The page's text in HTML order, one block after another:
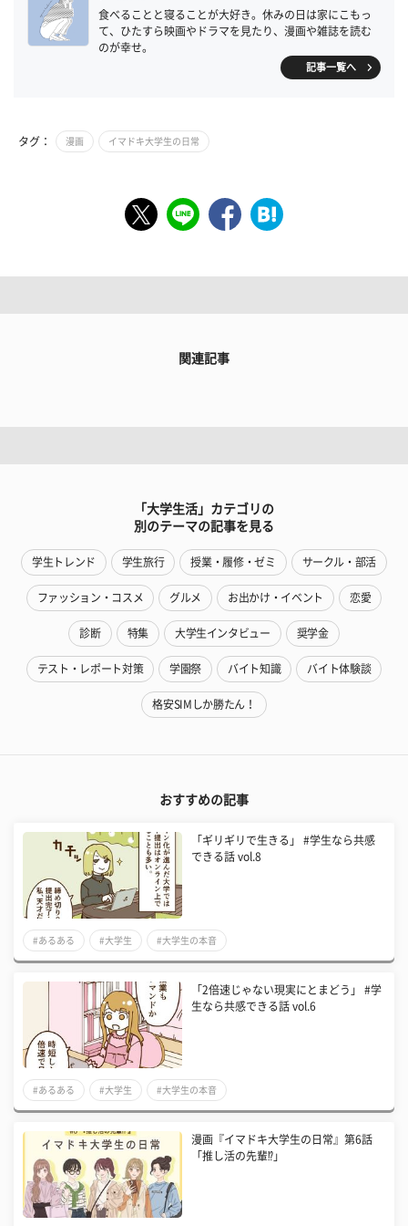
食べることと寝ることが大好き。休みの日は家にこもっ
て、ひたすら映画やドラマを見たり、漫画や雑誌を読む
のが幸せ。
記事一覧へ
タグ： 漫画 イマドキ大学生の日常
関連記事
「大学生活」カテゴリの
別のテーマの記事を見る
学生トレンド 学生旅行 授業・履修・ゼミ サークル・部活
ファッション・コスメ グルメ お出かけ・イベント 恋愛
診断 特集 大学生インタビュー 奨学金
テスト・レポート対策 学園祭 バイト知識 バイト体験談
格安SIMしか勝たん！
おすすめの記事
「ギリギリで生きる」 #学生なら共感
できる話 vol.8
#あるある #大学生 #大学生の本音
「2倍速じゃない現実にとまどう」 #学
生なら共感できる話 vol.6
#あるある #大学生 #大学生の本音
漫画『イマドキ大学生の日常』第6話
「推し活の先輩⁉」